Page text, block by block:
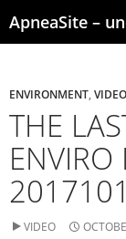
to
ENVIRONMENT VIDEO
THE
VIDEO